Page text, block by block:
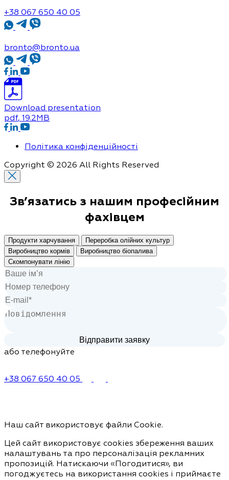
+38 067 650 40 05
bronto@bronto.ua
Download presentation
pdf, 19.2MB
Політика конфіденційності
Copyright © 2026 All Rights Reserved
Зв’язатись з нашим професійним
фахівцем
Продукти харчування
Переробка олійних культур
Виробництво кормів
Виробництво біопалива
Скомпонувати лінію
або телефонуйте
+38 067 650 40 05
Наш сайт використовує файли Cookie.
Цей сайт використовує cookies збереження ваших
налаштувань та про персоналізація рекламних
пропозицій. Натискаючи «Погодитися», ви
погоджуєтесь на використання cookies і приймаєте